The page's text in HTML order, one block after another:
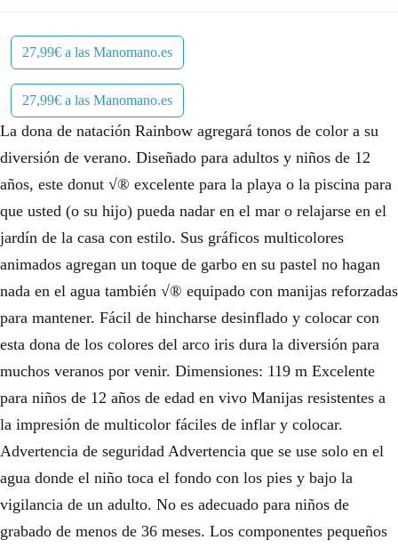
e
r
a
:
5
1
9
9
€
:
2
7
9
9
.
27,99€ a las Manomano.es
27,99€ a las Manomano.es
La dona de natación Rainbow agregará tonos de color a su
diversión de verano. Diseñado para adultos y niños de 12
años, este donut √® excelente para la playa o la piscina para
que usted (o su hijo) pueda nadar en el mar o relajarse en el
jardín de la casa con estilo. Sus gráficos multicolores
animados agregan un toque de garbo en su pastel no hagan
nada en el agua también √® equipado con manijas reforzadas
para mantener. Fácil de hincharse desinflado y colocar con
esta dona de los colores del arco iris dura la diversión para
muchos veranos por venir. Dimensiones: 119 m Excelente
para niños de 12 años de edad en vivo Manijas resistentes a
la impresión de multicolor fáciles de inflar y colocar.
Advertencia de seguridad Advertencia que se use solo en el
agua donde el niño toca el fondo con los pies y bajo la
vigilancia de un adulto. No es adecuado para niños de
grabado de menos de 36 meses. Los componentes pequeños